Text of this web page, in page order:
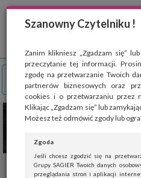
Szanowny Czytelniku !
Zanim klikniesz „Zgadzam się”
przeczytanie tej informacji.
zgodę na przetwarzanie Twoich
partnerów biznesowych oraz
cookies i o przetwarzaniu przez
Klikając „Zgadzam się” lub
Możesz też odmówić zgody lub
Zgoda
Jeśli chcesz zgodzić się na
Grupy SAGIER Twoich danych
przeglądania stron i aplikacji
Strona wykorzystuje pliki cookies, które
Wyrażając zgodę na używanie 'cookies',
przeglądarki. Przejdź do
polityki cookies